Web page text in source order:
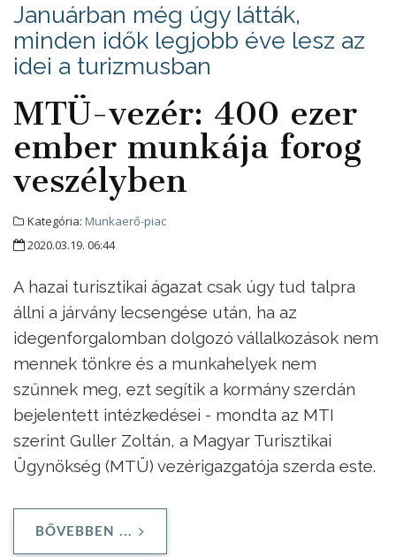
Januárban még úgy látták,
minden idők legjobb éve lesz az
idei a turizmusban
MTÜ-vezér: 400 ezer
ember munkája forog
veszélyben
Kategória: Munkaerő-piac
2020.03.19. 06:44
A hazai turisztikai ágazat csak úgy tud talpra
állni a járvány lecsengése után, ha az
idegenforgalomban dolgozó vállalkozások nem
mennek tönkre és a munkahelyek nem
szűnnek meg, ezt segítik a kormány szerdán
bejelentett intézkedései - mondta az MTI
szerint Guller Zoltán, a Magyar Turisztikai
Ügynökség (MTÜ) vezérigazgatója szerda este.
BŐVEBBEN ...